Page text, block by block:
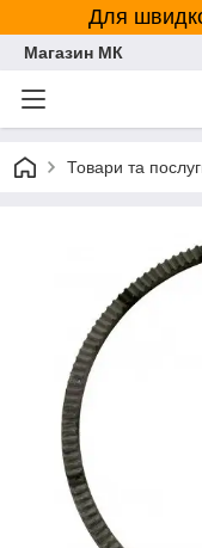
Для
Магазин МК
Товари та